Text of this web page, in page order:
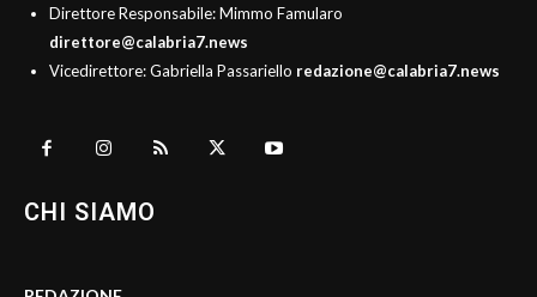
Direttore Responsabile: Mimmo Famularo
direttore@calabria7.news
Vicedirettore: Gabriella Passariello redazione@calabria7.news
CHI SIAMO